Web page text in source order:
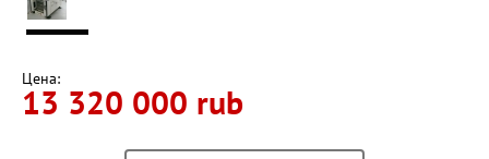
Цена:
13 320 000 rub